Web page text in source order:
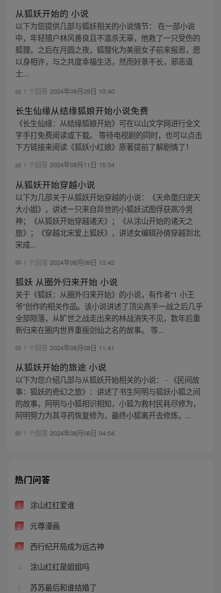
从狐妖开始的 小说
以下为您提供几部与狐妖相关的小说情节： 在一部小说
中，年轻猎户林风善良且不滥杀无辜，他救了一只受伤的
狐狸。之后在月圆之夜，狐狸化为美丽女子前来报恩，愿
以身相许，与之共度幸福生活，然而好景不长，邪恶道
士...
1 个回答 2024年08月28日 10:40
长生仙缘从结缘狐娘开始小说免费
《长生仙缘：从结缘狐娘开始》可在以山文学网进行全文
字手打免费阅读或下载。 等待电视剧的同时，也可以点击
下方链接来阅读《狐妖小红娘》原著提前了解剧情了！
1 个回答 2024年08月11日 15:34
从狐妖开始穿越小说
以下为几部关于从狐妖开始穿越的小说：《天命凰归逆天
大小姐》，讲述一只来自异世的小狐妖试图俘获高冷男
神；《从狐妖开始穿越诸天》；《从涂山开始的诸天之
旅》；《穿越北宋爱上狐妖》，讲述女编辑孙倩穿越到北
宋成...
1 个回答 2024年08月08日 13:42
狐妖 从圈外归来开始 小说
关于《狐妖：从圈外归来开始》的小说，有作者“1 小王
爷”创作的相关作品。该小说讲述了顶尖高手一战之后几乎
全部陨落，从旷世之战走出来的林战消失不见，数年后重
新归来在圈内世界重振剑仙之名的故事。 等...
1 个回答 2024年08月08日 11:41
从狐妖开始的旅途 小说
以下为您介绍几部与从狐妖开始相关的小说： - 《民间故
事：狐妖的奇幻之旅》：讲述了书生阿明与狐妖小狐之间
的故事，阿明与小狐相识相知，小狐为救村民耗尽修为，
阿明努力为其寻药恢复修为，最终小狐离开去修炼，...
1 个回答 2024年08月08日 04:04
热门问答
1 涂山红红爱谁
2 元尊漫画
3 西行纪开局成为远古神
4 涂山红红是姐姐吗
5 苏苏最后和谁结婚了